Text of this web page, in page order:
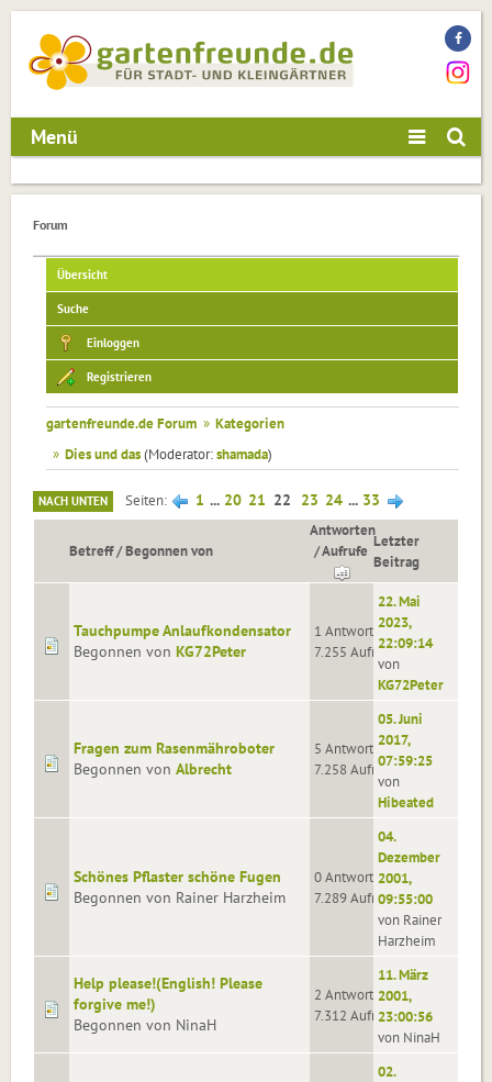
Menü
Forum
Übersicht
Suche
Einloggen
Registrieren
gartenfreunde.de Forum » Kategorien
» Dies und das(Moderator:shamada)
NACH UNTEN Seiten 1 ... 20 21 22 23 24 ... 33
Betreff/Begonnen von
Antworten
/Aufrufe
Letzter
Beitrag
Tauchpumpe Anlaufkondensator
Begonnen von KG72Peter
1 Antworten
7.255 Aufrufe
22. Mai
2023,
22:09:14
von
KG72Peter
Fragen zum Rasenmähroboter
Begonnen von Albrecht
5 Antworten
7.258 Aufrufe
05. Juni
2017,
07:59:25
von
Hibeated
Schönes Pflaster schöne Fugen
Begonnen von Rainer Harzheim
0 Antworten
7.289 Aufrufe
04.
Dezember
2001,
09:55:00
von Rainer
Harzheim
Help please!(English! Please
forgive me!)
Begonnen von NinaH
2 Antworten
7.312 Aufrufe
11. März
2001,
23:00:56
von NinaH
02.